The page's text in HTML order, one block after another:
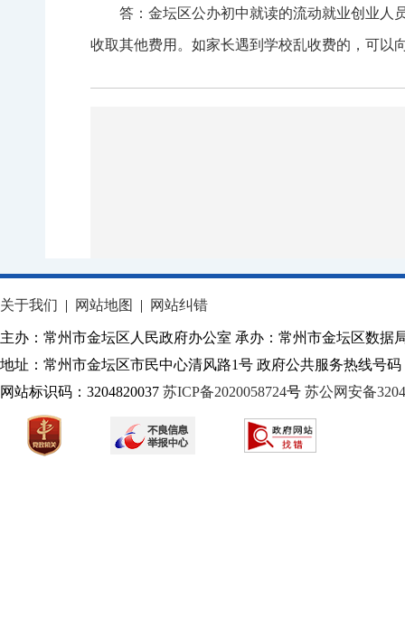
答：金坛区公办初中就读的流动就业创业人
收取其他费用。如家长遇到学校乱收费的，可以
关于我们 | 网站地图 | 网站纠错
主办：常州市金坛区人民政府办公室 承办：常州市金坛区数据
地址：常州市金坛区市民中心清风路1号 政府公共服务热线号码
网站标识码：3204820037 苏ICP备2020058724号 苏公网安备